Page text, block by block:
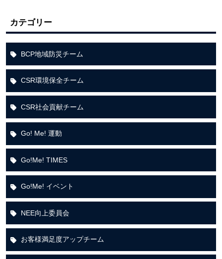
カテゴリー
BCP地域防災チーム
CSR環境保全チーム
CSR社会貢献チーム
Go! Me! 運動
Go!Me! TIMES
Go!Me! イベント
NEE向上委員会
お客様満足度アップチーム